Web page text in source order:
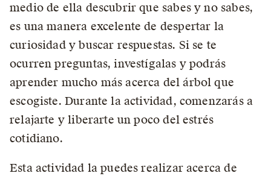
medio de ella descubrir que sabes y no sabes,
es una manera excelente de despertar la
curiosidad y buscar respuestas. Si se te
ocurren preguntas, investígalas y podrás
aprender mucho más acerca del árbol que
escogiste. Durante la actividad, comenzarás a
relajarte y liberarte un poco del estrés
cotidiano.
Esta actividad la puedes realizar acerca de